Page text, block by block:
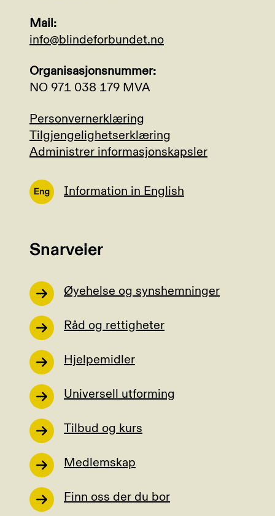
Mail:
info@blindeforbundet.no
Organisasjonsnummer:
NO 971 038 179 MVA
Personvernerklæring
Tilgjengelighetserklæring
Administrer informasjonskapsler
Information in English
Snarveier
Øyehelse og synshemninger
Råd og rettigheter
Hjelpemidler
Universell utforming
Tilbud og kurs
Medlemskap
Finn oss der du bor